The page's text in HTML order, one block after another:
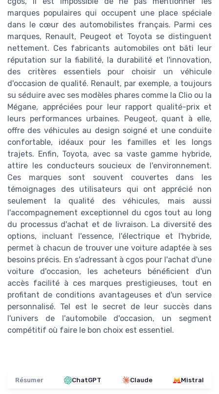
marques populaires qui occupent une place spéciale
dans le cœur des automobilistes français. Parmi ces
marques, Renault, Peugeot et Toyota se distinguent
nettement. Ces fabricants automobiles ont bâti leur
réputation sur la fiabilité, la durabilité et l'innovation,
des critères essentiels pour choisir un véhicule
d'occasion de qualité. Renault, par exemple, a toujours
su séduire avec ses modèles phares comme la Clio ou la
Mégane, appréciées pour leur rapport qualité-prix et
leurs performances urbaines. Peugeot, quant à elle,
offre des véhicules au design soigné et une conduite
confortable, idéaux pour les familles et les longs
trajets. Enfin, Toyota, avec sa vaste gamme hybride,
attire les conducteurs soucieux de l'environnement.
Ces marques sont souvent couvertes dans les
témoignages des utilisateurs qui ont apprécié non
seulement la qualité des véhicules, mais aussi
l'accompagnement exceptionnel du cgos tout au long
du processus d'achat et de livraison. La diversité des
options, incluant l'essence, l'électrique et l'hybride,
permet à chacun de trouver une voiture adaptée à ses
besoins précis. En s'adressant à cgos pour l'achat d'une
voiture d'occasion, les acheteurs bénéficient d'un
accès facilité à ces marques prestigieuses, tout en
profitant de conditions avantageuses et d'un service
personnalisé. Tel est le secret de leur succès dans
l'univers de l'automobile d'occasion, un segment
compétitif où faire le bon choix est essentiel.
Résumer ChatGPT Claude Mistral